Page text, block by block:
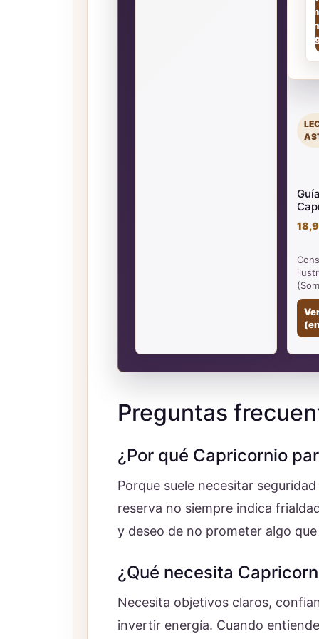
Preguntas
¿Por qué Capricornio
Porque suele necesitar
reserva no siempre indica
y deseo de no prometer algo
¿Qué necesita
Necesita objetivos claros,
invertir energía. Cuando